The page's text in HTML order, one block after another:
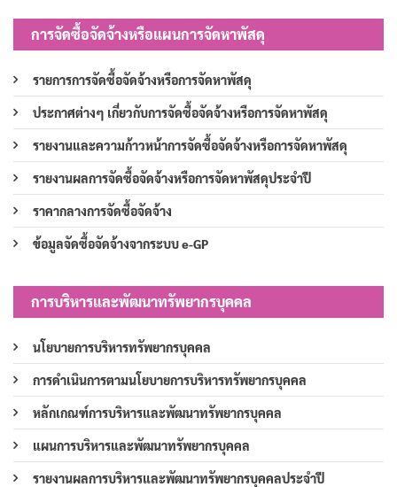
การจัดซื้อจัดจ้างหรือแผนการจัดหาพัสดุ
รายการการจัดซื้อจัดจ้างหรือการจัดหาพัสดุ
ประกาศต่างๆ เกี่ยวกับการจัดซื้อจัดจ้างหรือการจัดหาพัสดุ
รายงานและความก้าวหน้าการจัดซื้อจัดจ้างหรือการจัดหาพัสดุ
รายงานผลการจัดซื้อจัดจ้างหรือการจัดหาพัสดุประจำปี
ราคากลางการจัดซื้อจัดจ้าง
ข้อมูลจัดซื้อจัดจ้างจากระบบ e-GP
การบริหารและพัฒนาทรัพยากรบุคคล
นโยบายการบริหารทรัพยากรบุคคล
การดำเนินการตามนโยบายการบริหารทรัพยากรบุคคล
หลักเกณฑ์การบริหารและพัฒนาทรัพยากรบุคคล
แผนการบริหารและพัฒนาทรัพยากรบุคคล
รายงานผลการบริหารและพัฒนาทรัพยากรบุคคลประจำปี